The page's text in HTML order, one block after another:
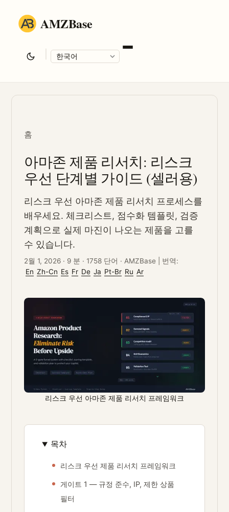
AMZBase
홈
아마존 제품 리서치: 리스크
우선 단계별 가이드 (셀러용)
리스크 우선 아마존 제품 리서치 프로세스를
배우세요. 체크리스트, 점수화 템플릿, 검증
계획으로 실제 마진이 나오는 제품을 고를
수 있습니다.
2월 1, 2026 · 9 분 ·1758 단어 · AMZBase
번역:
En Zh-Cn Es Fr De Ja Pt-Br Ru Ar
리스크 우선 아마존 제품 리서치 프레임워크
목차
리스크 우선 제품 리서치 프레임워크
게이트 1 — 규정 준수, IP, 제한 상품
필터